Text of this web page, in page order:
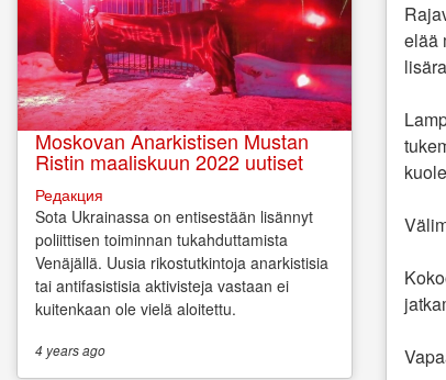
elää
Moskovan Anarkistisen Mustan
Ristin maaliskuun 2022 uutiset
Редакция
Sota Ukrainassa on entisestään lisännyt
poliittisen toiminnan tukahduttamista
Venäjällä. Uusia rikostutkintoja anarkistisia
tai antifasistisia aktivisteja vastaan ei
kuitenkaan ole vielä aloitettu.
4 yearsago